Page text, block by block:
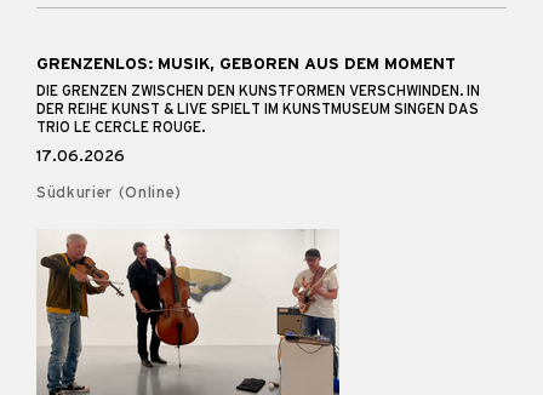
GRENZENLOS: MUSIK, GEBOREN AUS DEM MOMENT
DIE GRENZEN ZWISCHEN DEN KUNSTFORMEN VERSCHWINDEN. IN
DER REIHE KUNST & LIVE SPIELT IM KUNSTMUSEUM SINGEN DAS
TRIO LE CERCLE ROUGE.
17.06.2026
Südkurier (Online)